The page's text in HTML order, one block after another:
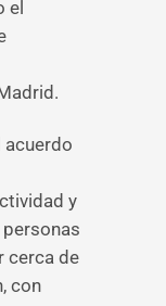
el
acuerdo
y
cerca de
con